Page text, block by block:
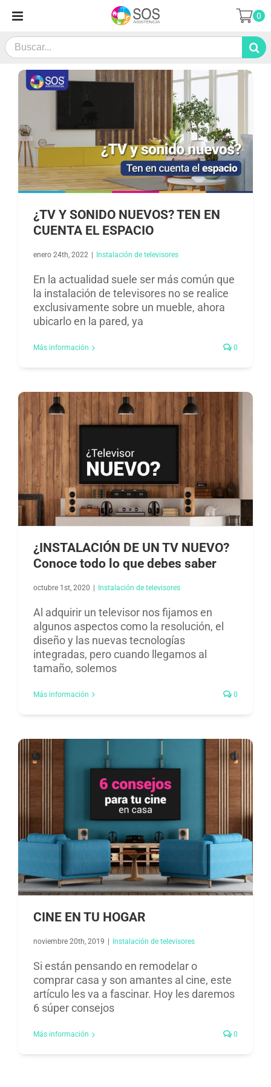
contenido
Search
for:
0
¿TV Y SONIDO NUEVOS? TEN EN
CUENTA EL ESPACIO
enero 24th, 2022 Instalación de televisores​
En la actualidad suele ser más común que
la instalación de televisores no se realice
exclusivamente sobre un mueble, ahora
ubicarlo en la pared, ya
Más información 0
¿INSTALACIÓN DE UN TV NUEVO?
Conoce todo lo que debes saber
octubre 1st, 2020 | Instalación de televisores​
Al adquirir un televisor nos fijamos en
algunos aspectos como la resolución, el
diseño y las nuevas tecnologías
integradas, pero cuando llegamos al
tamaño, solemos
Más información 0
CINE EN TU HOGAR
noviembre 20th, 2019 Instalación de televisores​
Si están pensando en remodelar o
comprar casa y son amantes al cine, este
artículo les va a fascinar. Hoy les daremos
6 súper consejos
Más información 0